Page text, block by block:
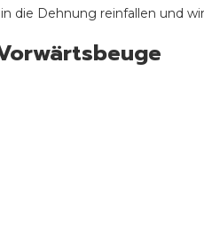
die Dehnung reinfallen und